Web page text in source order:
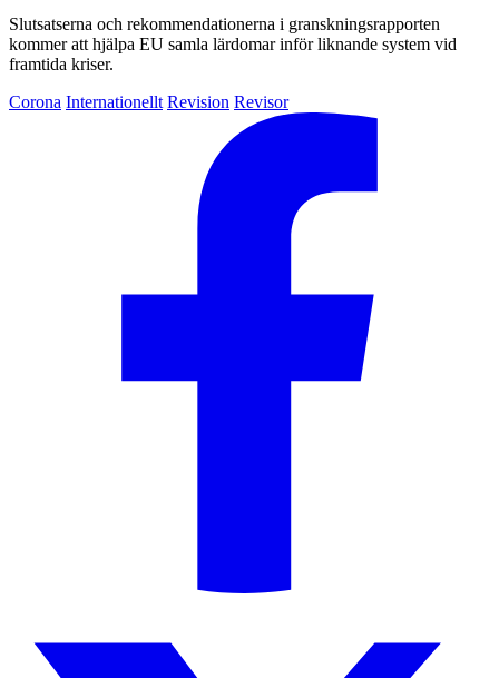
Slutsatserna och rekommendationerna i granskningsrapporten
kommer att hjälpa EU samla lärdomar inför liknande system vid
framtida kriser.
Corona Internationellt Revision Revisor